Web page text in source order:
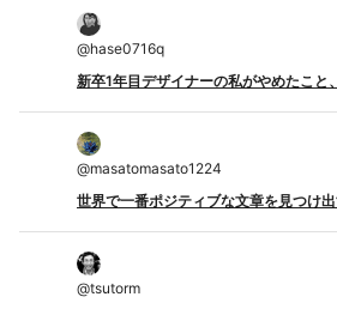
@hase0716q
新卒1年目デザイナーの私がやめたこと
@masatomasato1224
世界で一番ポジティブな文章を見つけ
@tsutorm